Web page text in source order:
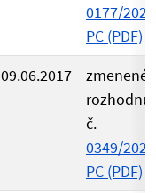
0177/
PC (PDF)
09.06.2017
zmenené
č.
0349/
PC (PDF)